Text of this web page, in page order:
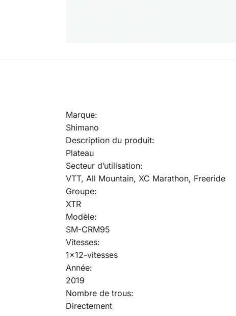
Marque:
Shimano
Description du produit:
Plateau
Secteur d’utilisation:
VTT, All Mountain, XC Marathon, Freeride
Groupe:
XTR
Modèle:
SM-CRM95
Vitesses:
1×12-vitesses
Année:
2019
Nombre de trous:
Directement